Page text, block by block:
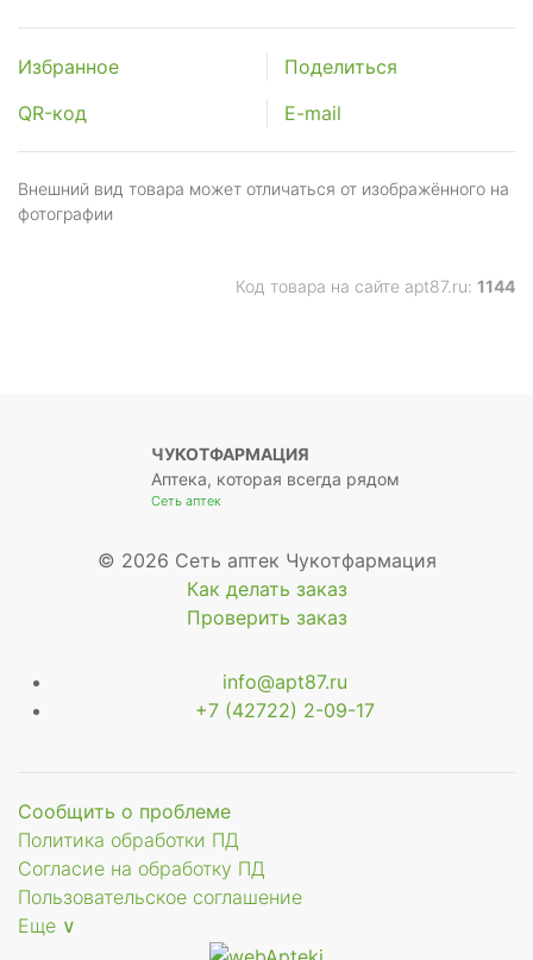
Избранное
Поделиться
QR-код
E-mail
Внешний вид товара может отличаться от изображённого на
фотографии
Код товара на сайте apt87.ru: 1144
ЧУКОТФАРМАЦИЯ
Аптека, которая всегда рядом
Сеть аптек
© 2026 Сеть аптек Чукотфармация
Как делать заказ
Проверить заказ
info@apt87.ru
+7 (42722) 2-09-17
Сообщить о проблеме
Политика обработки ПД
Согласие на обработку ПД
Пользовательское соглашение
Еще ∨